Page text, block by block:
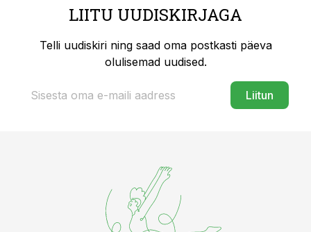
LIITU UUDISKIRJAGA
Telli uudiskiri ning saad oma postkasti päeva
olulisemad uudised.
Liitun